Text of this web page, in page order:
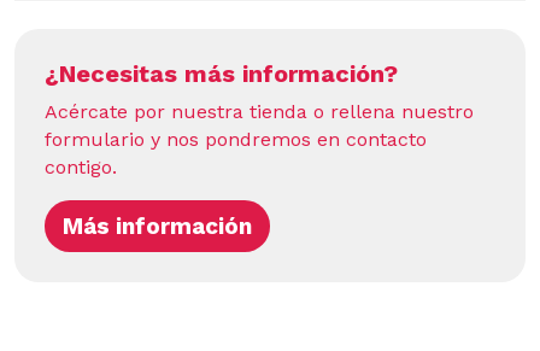
¿Necesitas más información?
Acércate por nuestra tienda o rellena nuestro
formulario y nos pondremos en contacto
contigo.
Más información